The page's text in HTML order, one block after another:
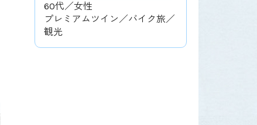
60代／女性
プレミアムツイン／バイク旅／
観光